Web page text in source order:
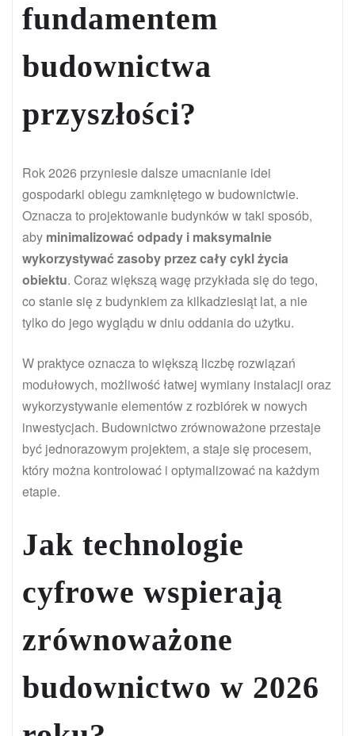
fundamentem
budownictwa
przyszłości?
Rok 2026 przyniesie dalsze umacnianie idei
gospodarki obiegu zamkniętego w budownictwie.
Oznacza to projektowanie budynków w taki sposób,
aby minimalizować odpady i maksymalnie
wykorzystywać zasoby przez cały cykl życia
obiektu. Coraz większą wagę przykłada się do tego,
co stanie się z budynkiem za kilkadziesiąt lat, a nie
tylko do jego wyglądu w dniu oddania do użytku.
W praktyce oznacza to większą liczbę rozwiązań
modułowych, możliwość łatwej wymiany instalacji oraz
wykorzystywanie elementów z rozbiórek w nowych
inwestycjach. Budownictwo zrównoważone przestaje
być jednorazowym projektem, a staje się procesem,
który można kontrolować i optymalizować na każdym
etapie.
Jak technologie
cyfrowe wspierają
zrównoważone
budownictwo w 2026